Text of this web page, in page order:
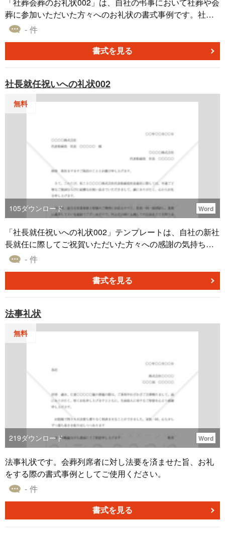
葬に参加いただいた方々へのお礼状の書式事例です。社葬
や会葬へのご参加に感謝の意を表すために、このお礼状を
者への感謝の気持ちを伝え、ご支援いただいたことに対す
る感謝の意を示します。また、故人を偲び、共に過ごした
を築く助けになります。
- 件
書式を見る
社長就任祝いへの礼状002
無料
105ダウンロード Word
「社長就任祝いへの礼状002」テンプレートは、自社の新社
長就任に際してご祝賀いただいた方々への感謝の気持ちを
お伝えするための礼状のテンプレートです。心よりの感謝
ます。ご祝意に心から感謝し、皆様のご期待に応えるため
努力いたしますことをお伝えすることができます。自社社
い。
- 件
書式を見る
法事礼状
無料
219ダウンロード Word
法事礼状です。会葬列席者に対し法要を済ませた旨、お礼
をする際の書式事例としてご使用ください。
- 件
書式を見る